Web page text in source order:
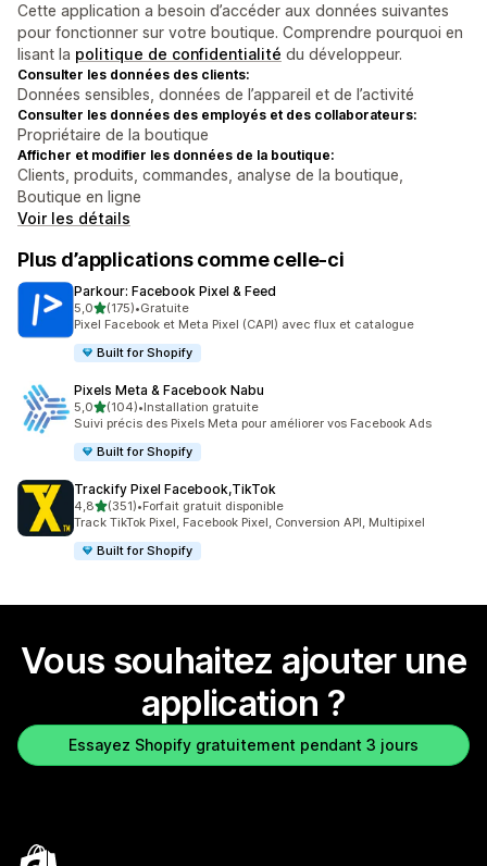
Cette application a besoin d’accéder aux données suivantes
pour fonctionner sur votre boutique. Comprendre pourquoi en
lisant la politique de confidentialité du développeur.
Consulter les données des clients:
Données sensibles, données de l’appareil et de l’activité
Consulter les données des employés et des collaborateurs:
Propriétaire de la boutique
Afficher et modifier les données de la boutique:
Clients, produits, commandes, analyse de la boutique,
Boutique en ligne
Voir les détails
Plus d’applications comme celle-ci
Parkour: Facebook Pixel & Feed
5,0étoile(s) sur 5
(175)
175 avis au total
•Gratuite
Pixel Facebook et Meta Pixel (CAPI) avec flux et catalogue
Built for Shopify
Pixels Meta & Facebook Nabu
5,0étoile(s) sur 5
(104)
104 avis au total
•Installation gratuite
Suivi précis des Pixels Meta pour améliorer vos Facebook Ads
Built for Shopify
Trackify Pixel Facebook,TikTok
4,8étoile(s) sur 5
(351)
351 avis au total
•Forfait gratuit disponible
Track TikTok Pixel, Facebook Pixel, Conversion API, Multipixel
Built for Shopify
Vous souhaitez ajouter une
application ?
Essayez Shopify gratuitement pendant 3 jours